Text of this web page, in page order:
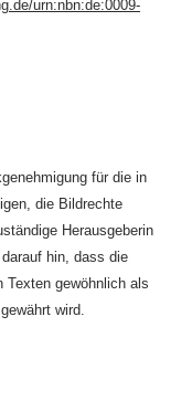
urn:nbn:de:0009-
für die in
die Bildrechte
Herausgeberin
hin, dass die
Texten gewöhnlich als
wird.